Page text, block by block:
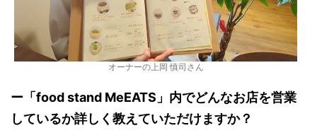
オーナーの上岡 慎司さん
ー「food stand MeEATS」内でどんなお店を営業
しているか詳しく教えていただけますか？